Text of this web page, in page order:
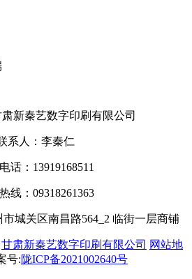
新秦艺数字印刷有限公司
系人：李秦仁
话：13919168511
线：09318261363
城关区南昌路564_2 临街一层商铺
甘肃新秦艺数字印刷有限公司 网站地
号:陇ICP备2021002640号